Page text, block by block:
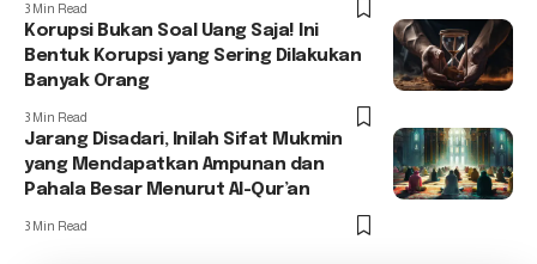
3 Min Read
Korupsi Bukan Soal Uang Saja! Ini
Bentuk Korupsi yang Sering Dilakukan
Banyak Orang
3 Min Read
Jarang Disadari, Inilah Sifat Mukmin
yang Mendapatkan Ampunan dan
Pahala Besar Menurut Al-Qur’an
3 Min Read